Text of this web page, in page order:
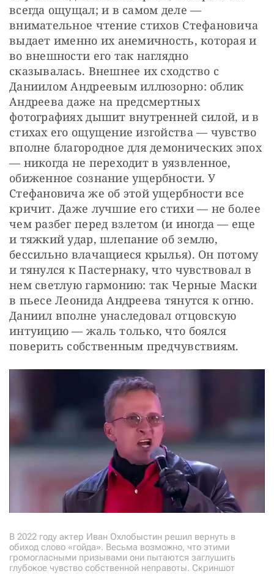
всегда ощущал; и в самом деле —
внимательное чтение стихов Стефановича
выдает именно их анемичность, которая и
во внешности его так наглядно
сказывалась. Внешнее их сходство с
Даниилом Андреевым иллюзорно: облик
Андреева даже на предсмертных
фотографиях дышит внутренней силой, и в
стихах его ощущение изгойства — чувство
вполне благородное для демонических эпох
— никогда не переходит в уязвленное,
обиженное сознание ущербности. У
Стефановича же об этой ущербности все
кричит. Даже лучшие его стихи — не более
чем разбег перед взлетом (и иногда — еще
и тяжкий удар, шлепание об землю,
бессильно влачащиеся крылья). Он потому
и тянулся к Пастернаку, что чувствовал в
нем светлую гармонию: так Черные Маски
в пьесе Леонида Андреева тянутся к огню.
Даниил вполне унаследовал отцовскую
интуицию — жаль только, что боялся
поверить собственным предчувствиям.
В 2022 году актер Иван Охлобыстин решил вернуть в
обиход слово «гойда». Весьма возможно, что этими
громогласными призывами они пытаются заглушить
глубокое чувство собственной неправоты. Скриншот